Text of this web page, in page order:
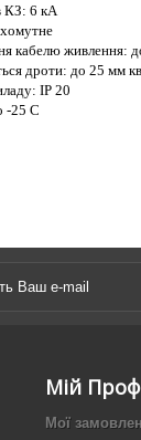
КЗ: 6 кА
хомутне
кабелю живлення:
дроти: до 25 мм кв
IP 20
-25 С
Мій
Мої